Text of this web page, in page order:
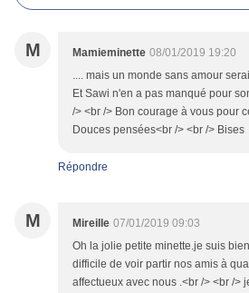
M Mamieminette 08/01/2019 19:20
.... mais un monde sans amour
Et Sawi n'en a pas manqué pour
/> <br /> Bon courage à vous pour
Douces pensées<br /> <br /> Bises
Répondre
M Mireille 07/01/2019 09:03
Oh la jolie petite minette.je suis
difficile de voir partir nos amis à
affectueux avec nous .<br /> <br />